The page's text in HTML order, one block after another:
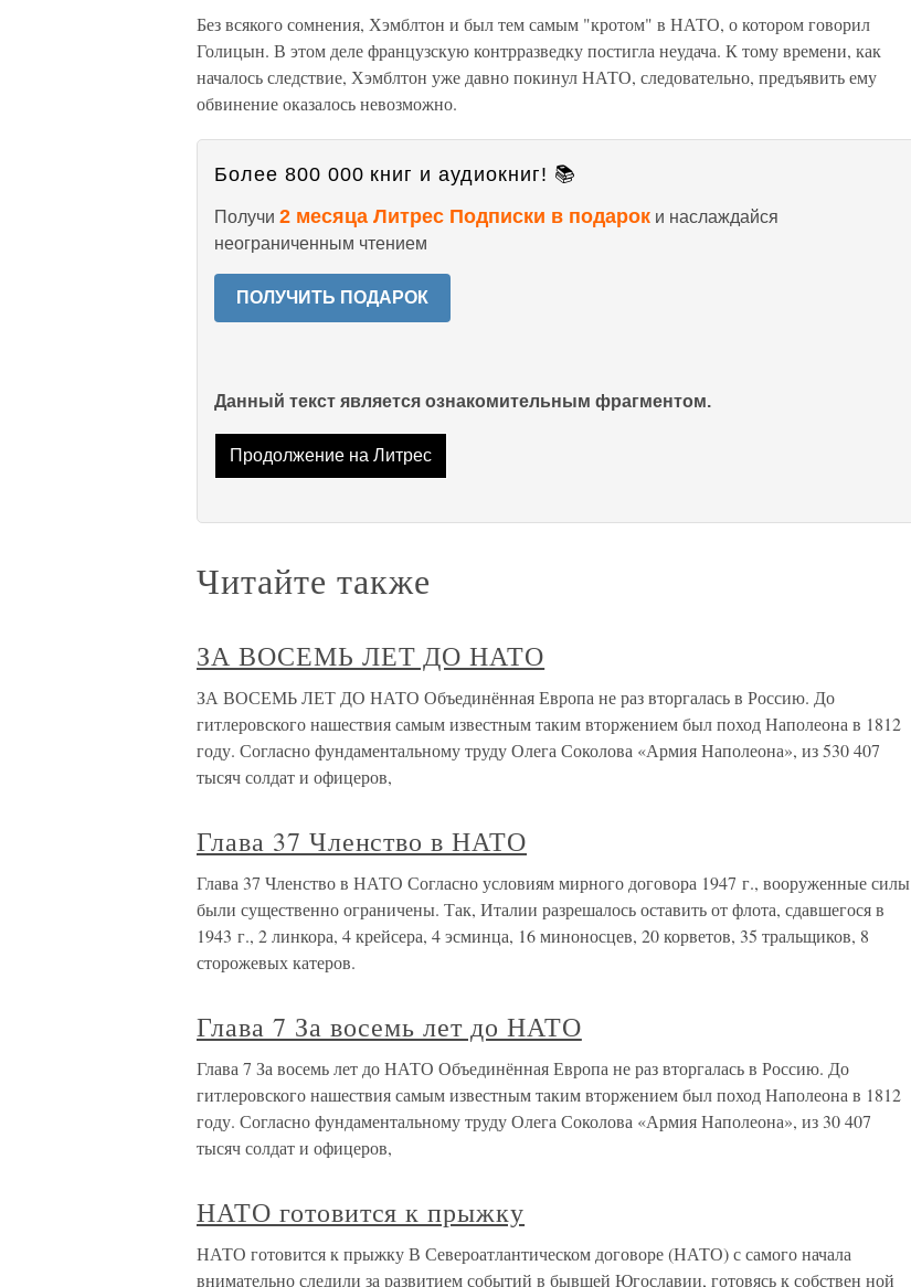
Без всякого сомнения, Хэмблтон и был тем самым "кротом" в НАТО, о котором говорил
Голицын. В этом деле французскую контрразведку постигла неудача. К тому времени, как
началось следствие, Хэмблтон уже давно покинул НАТО, следовательно, предъявить ему
обвинение оказалось невозможно.
Более 800 000 книг и аудиокниг! 📚
Получи 2 месяца Литрес Подписки в подарок и наслаждайся
неограниченным чтением
ПОЛУЧИТЬ ПОДАРОК
Данный текст является ознакомительным фрагментом.
Продолжение на Литрес
Читайте также
ЗА ВОСЕМЬ ЛЕТ ДО НАТО
ЗА ВОСЕМЬ ЛЕТ ДО НАТО Объединённая Европа не раз вторгалась в Россию. До
гитлеровского нашествия самым известным таким вторжением был поход Наполеона в 1812
году. Согласно фундаментальному труду Олега Соколова «Армия Наполеона», из 530 407
тысяч солдат и офицеров,
Глава 37 Членство в НАТО
Глава 37 Членство в НАТО Согласно условиям мирного договора 1947 г., вооруженные силы
были существенно ограничены. Так, Италии разрешалось оставить от флота, сдавшегося в
1943 г., 2 линкора, 4 крейсера, 4 эсминца, 16 миноносцев, 20 корветов, 35 тральщиков, 8
сторожевых катеров.
Глава 7 За восемь лет до НАТО
Глава 7 За восемь лет до НАТО Объединённая Европа не раз вторгалась в Россию. До
гитлеровского нашествия самым известным таким вторжением был поход Наполеона в 1812
году. Согласно фундаментальному труду Олега Соколова «Армия Наполеона», из 30 407
тысяч солдат и офицеров,
НАТО готовится к прыжку
НАТО готовится к прыжку В Североатлантическом договоре (НАТО) с самого начала
внимательно следили за развитием событий в бывшей Югославии, готовясь к собствен ной